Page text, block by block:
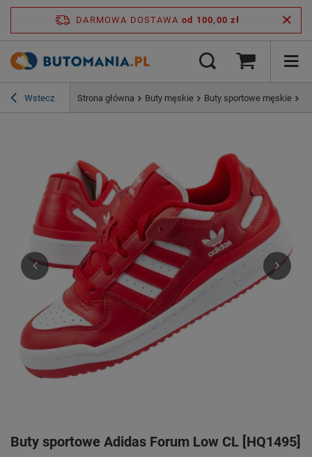
DARMOWA DOSTAWA od 100,00 zł
Wstecz Strona główna Buty męskie Buty sportowe męskie
Buty sportowe Adidas Forum Low CL [HQ1495]